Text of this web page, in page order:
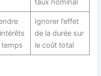
taux nominal
Ignorer l’effet
de la durée sur
le coût total